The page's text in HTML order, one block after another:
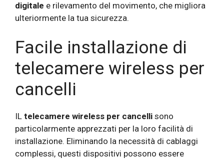
digitale e rilevamento del movimento, che migliora
ulteriormente la tua sicurezza.
Facile installazione di
telecamere wireless per
cancelli
IL telecamere wireless per cancelli sono
particolarmente apprezzati per la loro facilità di
installazione. Eliminando la necessità di cablaggi
complessi, questi dispositivi possono essere